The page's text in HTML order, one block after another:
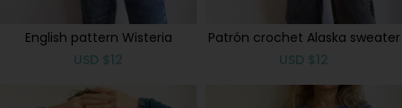
English pattern Wisteria
USD $12
Patrón crochet Alaska sweater
USD $12